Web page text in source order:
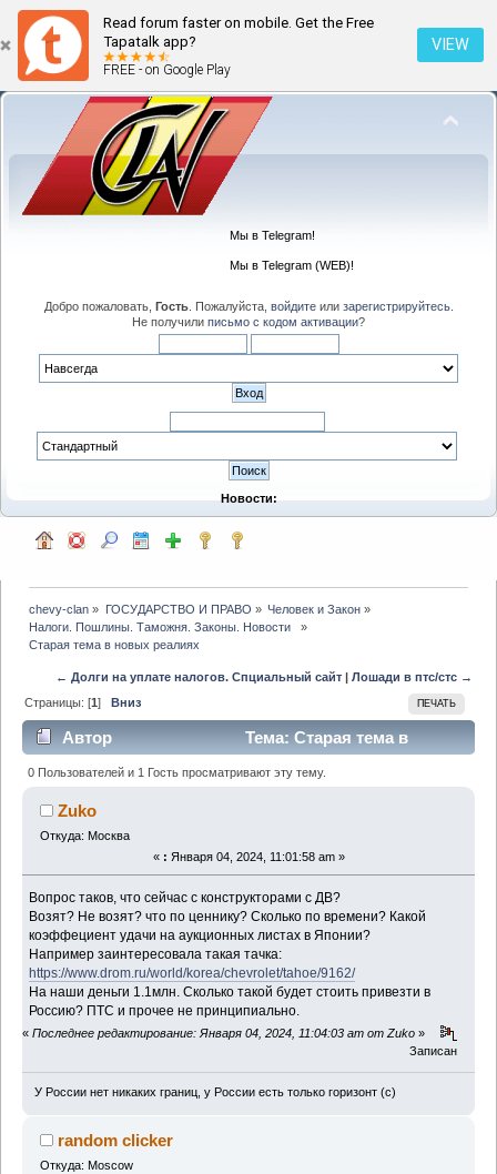
Read forum faster on mobile. Get the Free
Tapatalk app?
FREE - on Google Play
VIEW
Мы в Telegram!
Мы в Telegram (WEB)!
Добро пожаловать, Гость. Пожалуйста, войдитеили зарегистрируйтесь.
Не получили письмо с кодом активации?
Новости:
chevy-clan » ГОСУДАРСТВО И ПРАВО » Человек и Закон»
Налоги. Пошлины. Таможня. Законы. Новости
»
Старая тема в новых реалиях
← Долги на уплате налогов. Спциальный сайт| Лошади в птс/стс →
ПЕЧАТЬ
Страницы: [1]Вниз
Автор
Тема: Старая тема в
новых реалиях (Прочитано 16141 раз)
0 Пользователей и 1 Гость просматривают эту тему.
Zuko
Откуда: Москва
« : Января 04, 2024, 11:01:58 am »
Вопрос таков, что сейчас с конструкторами с ДВ?
Возят? Не возят? что по ценнику? Сколько по времени? Какой
коэффециент удачи на аукционных листах в Японии?
Например заинтересовала такая тачка:
https://www.drom.ru/world/korea/chevrolet/tahoe/9162/
На наши деньги 1.1млн. Сколько такой будет стоить привезти в
Россию? ПТС и прочее не принципиально.
« Последнее редактирование: Января 04, 2024, 11:04:03 am от Zuko »
Записан
У России нет никаких границ, у России есть только горизонт (с)
random clicker
Откуда: Moscow